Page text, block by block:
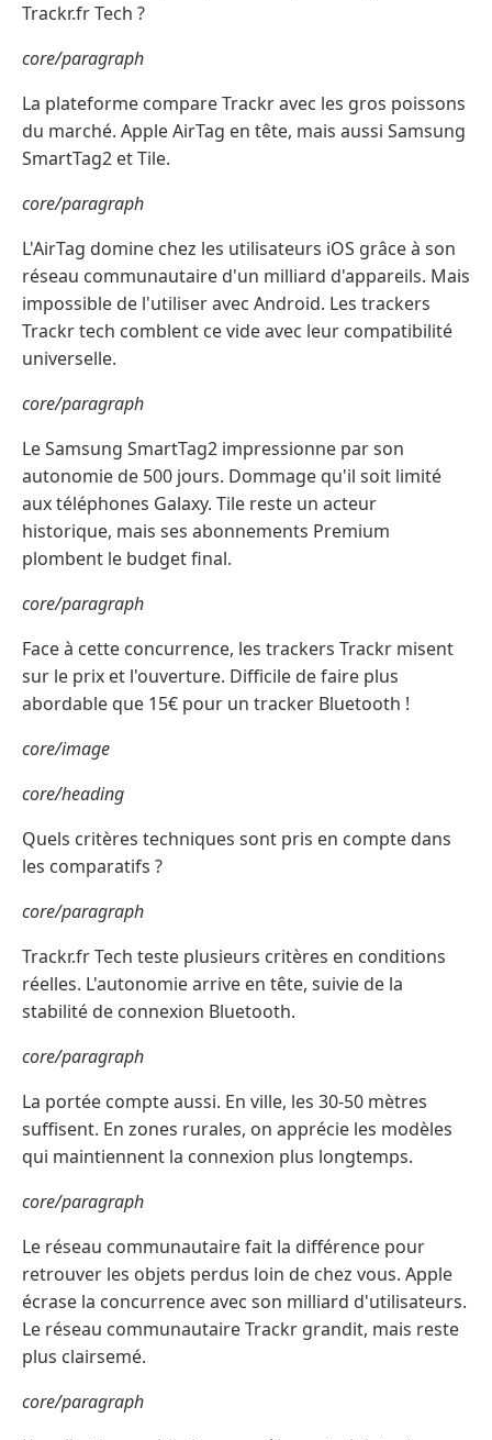
Trackr.fr Tech ?
core/paragraph
La plateforme compare Trackr avec les gros poissons
du marché. Apple AirTag en tête, mais aussi Samsung
SmartTag2 et Tile.
core/paragraph
L'AirTag domine chez les utilisateurs iOS grâce à son
réseau communautaire d'un milliard d'appareils. Mais
impossible de l'utiliser avec Android. Les trackers
Trackr tech comblent ce vide avec leur compatibilité
universelle.
core/paragraph
Le Samsung SmartTag2 impressionne par son
autonomie de 500 jours. Dommage qu'il soit limité
aux téléphones Galaxy. Tile reste un acteur
historique, mais ses abonnements Premium
plombent le budget final.
core/paragraph
Face à cette concurrence, les trackers Trackr misent
sur le prix et l'ouverture. Difficile de faire plus
abordable que 15€ pour un tracker Bluetooth !
core/image
core/heading
Quels critères techniques sont pris en compte dans
les comparatifs ?
core/paragraph
Trackr.fr Tech teste plusieurs critères en conditions
réelles. L'autonomie arrive en tête, suivie de la
stabilité de connexion Bluetooth.
core/paragraph
La portée compte aussi. En ville, les 30-50 mètres
suffisent. En zones rurales, on apprécie les modèles
qui maintiennent la connexion plus longtemps.
core/paragraph
Le réseau communautaire fait la différence pour
retrouver les objets perdus loin de chez vous. Apple
écrase la concurrence avec son milliard d'utilisateurs.
Le réseau communautaire Trackr grandit, mais reste
plus clairsemé.
core/paragraph